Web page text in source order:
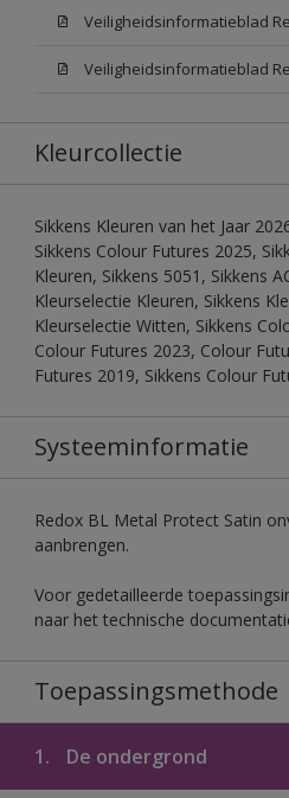
Kleurcollectie
Sikkens Kleuren van het Jaar
Sikkens Colour Futures 2025,
Kleuren, Sikkens 5051, Sikkens
Kleurselectie Kleuren, Sikkens
Kleurselectie Witten, Sikkens
Colour Futures 2023, Colour
Futures 2019, Sikkens Colour
Systeeminformatie
Redox BL Metal Protect Satin
aanbrengen.
Voor gedetailleerde
naar het technische
Toepassingsmethode
1. De ondergrond